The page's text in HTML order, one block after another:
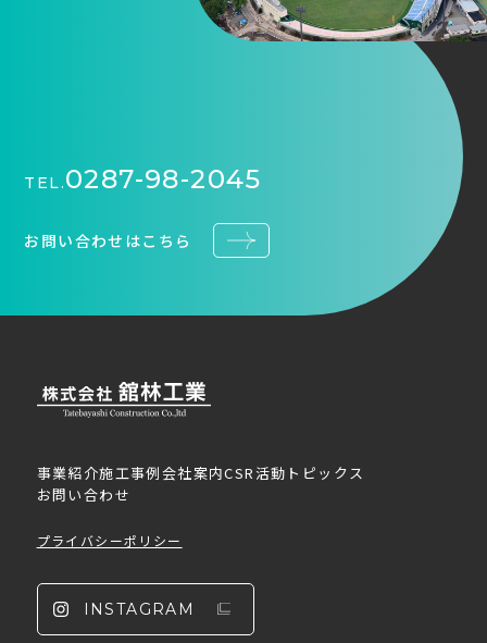
TEL.0287-98-2045
お問い合わせはこちら
事業紹介施工事例会社案内CSR活動 トピックス
お問い合わせ
プライバシーポリシー
INSTAGRAM